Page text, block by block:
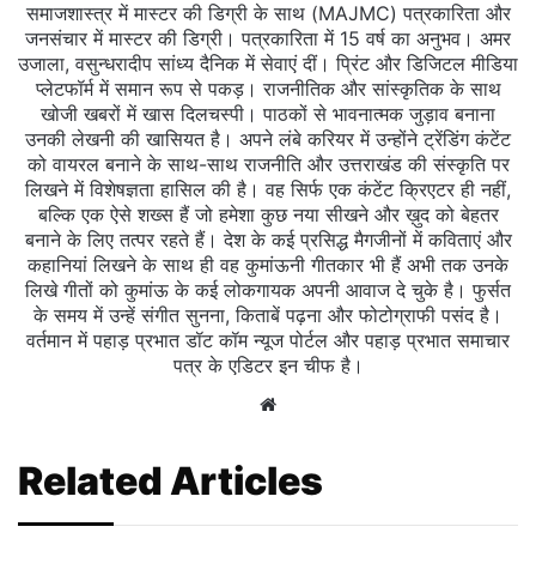
समाजशास्त्र में मास्टर की डिग्री के साथ (MAJMC) पत्रकारिता और
जनसंचार में मास्टर की डिग्री। पत्रकारिता में 15 वर्ष का अनुभव। अमर
उजाला, वसुन्धरादीप सांध्य दैनिक में सेवाएं दीं। प्रिंट और डिजिटल मीडिया
प्लेटफॉर्म में समान रूप से पकड़। राजनीतिक और सांस्कृतिक के साथ
खोजी खबरों में खास दिलचस्‍पी। पाठकों से भावनात्मक जुड़ाव बनाना
उनकी लेखनी की खासियत है। अपने लंबे करियर में उन्होंने ट्रेंडिंग कंटेंट
को वायरल बनाने के साथ-साथ राजनीति और उत्तराखंड की संस्कृति पर
लिखने में विशेषज्ञता हासिल की है। वह सिर्फ एक कंटेंट क्रिएटर ही नहीं,
बल्कि एक ऐसे शख्स हैं जो हमेशा कुछ नया सीखने और ख़ुद को बेहतर
बनाने के लिए तत्पर रहते हैं। देश के कई प्रसिद्ध मैगजीनों में कविताएं और
कहानियां लिखने के साथ ही वह कुमांऊनी गीतकार भी हैं अभी तक उनके
लिखे गीतों को कुमांऊ के कई लोकगायक अपनी आवाज दे चुके है। फुर्सत
के समय में उन्हें संगीत सुनना, किताबें पढ़ना और फोटोग्राफी पसंद है।
वर्तमान में पहाड़ प्रभात डॉट कॉम न्यूज पोर्टल और पहाड़ प्रभात समाचार
पत्र के एडिटर इन चीफ है।
Website
Related Articles